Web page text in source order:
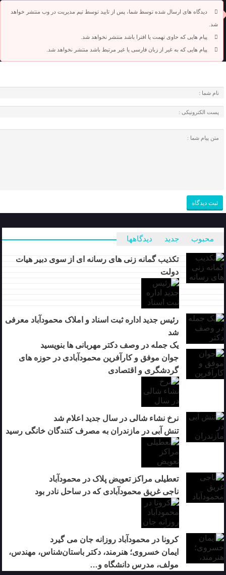
دیدگاه های ارسال شده توسط شما، پس از تایید توسط تیم مدیریت در وب منتشر خواهد
شد.
پیام هایی که حاوی تهمت یا افترا باشد منتشر نخواهد شد.
پیام هایی که به غیر از زبان فارسی یا غیر مرتبط باشد منتشر نخواهد شد.
محبوب جدید دیدگاهها
تکذیب گمانه زنی های رسانه ای از سوی دبیر هیات
دولت
رئیس جدید اداره ثبت اسناد و املاک محمودآباد معرفی
شد
یک جمله در وصف دکتر مهربانی ها بنویسید
جوان موفق و کارآفرین محمودآبادی در حوزه های
گردشگری و اقتصادی
نرخ نشاء شالی در سال جدید اعلام شد
تنش آبی در مازندران به مصرف كنندگان خانگی رسيد
تعطیلی مراکز تعویض پلاک در محمودآباد
ناجی غریق محمودآبادی که در ساحل نادر بود
کرونا در محمودآباد روزانه جان می گیرد
ایمان خسروی؛ هنرمند، دکتر باستان‌شناس، مهندس،
مولف، مدرس دانشگاه و…